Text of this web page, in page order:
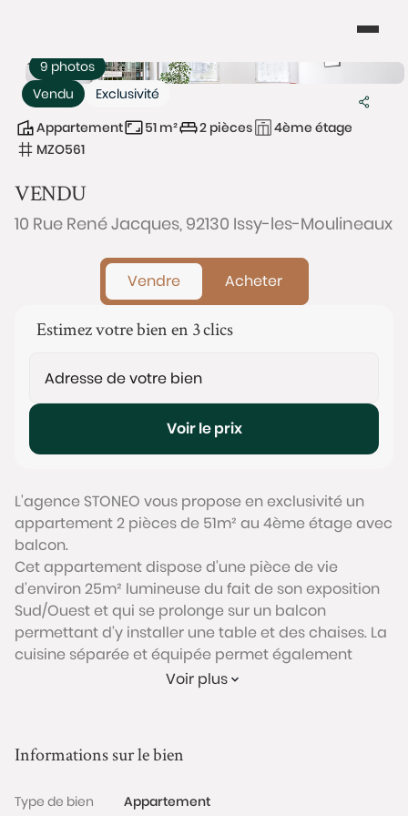
Vendu Exclusivité
9 photos
Appartement 51 m² 2 pièces
4ème étage
MZO561
VENDU
10 Rue René Jacques, 92130 Issy-les-Moulineaux
Vendre Acheter
Estimez votre bien en 3 clics
Voir le prix
L'agence STONEO vous propose en exclusivité un
appartement 2 pièces de 51m² au 4ème étage avec
balcon.
Cet appartement dispose d’une pièce de vie
d’environ 25m² lumineuse du fait de son exposition
Sud/Ouest et qui se prolonge sur un balcon
permettant d’y installer une table et des chaises. La
cuisine séparée et équipée permet également
d'aménager un coin repas ; possibilité de l'ouvrir sur
salle de bain et d’un WC séparé. Cet appartement
radiateurs et ballon d’eau chaude récents, double
Voir plus
Informations sur le bien
Type de bien
Appartement